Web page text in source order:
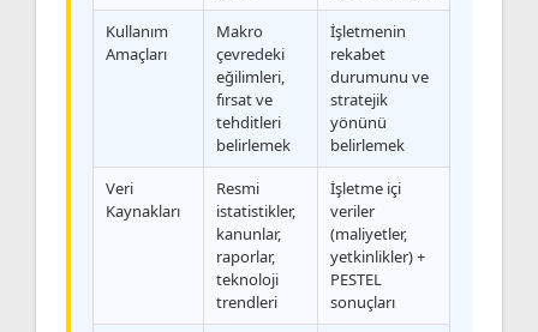
Kullanım
Amaçları
Makro
çevredeki
eğilimleri,
fırsat ve
tehditleri
belirlemek
İşletmenin
rekabet
durumunu ve
stratejik
yönünü
belirlemek
Veri
Kaynakları
Resmi
istatistikler,
kanunlar,
raporlar,
teknoloji
trendleri
İşletme içi
veriler
(maliyetler,
yetkinlikler) +
PESTEL
sonuçları